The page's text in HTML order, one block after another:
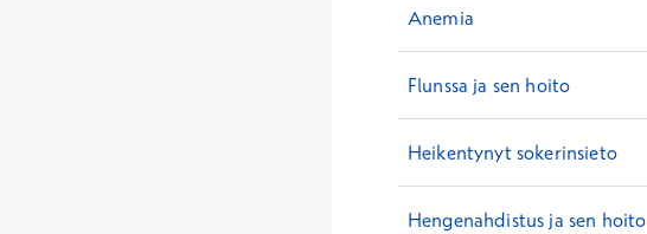
Anemia
Flunssa ja sen hoito
Heikentynyt sokerinsieto
Hengenahdistus ja sen hoito